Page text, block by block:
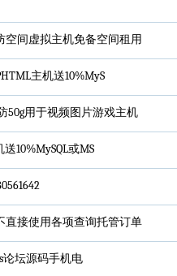
空间虚拟主机免备空间租用
主机送10%MyS
50g用于视频图片游戏主机
10%MySQL或MS
直接使用各项查询托管订单
论坛源码手机电